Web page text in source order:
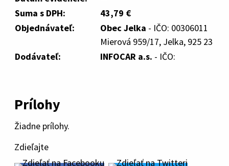
Suma s DPH:
43,79 €
Objednávateľ:
Obec Jelka - IČO: 00306011
Mierová 959/17, Jelka, 925 23
Dodávateľ:
INFOCAR a.s. - IČO:
Prílohy
Žiadne prílohy.
Zdieľajte